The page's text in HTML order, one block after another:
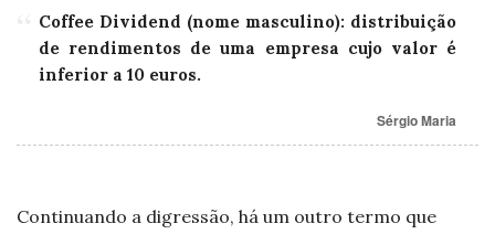
Coffee Dividend (nome masculino): distribuição
de rendimentos de uma empresa cujo valor é
inferior a 10 euros.
Sérgio Maria
Continuando a digressão, há um outro termo que